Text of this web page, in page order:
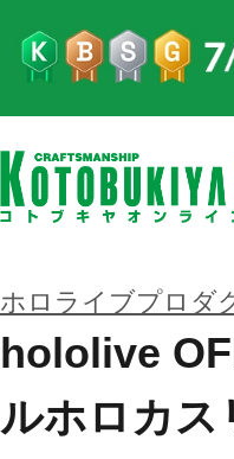
ホロライブプロダ
hololive
ルホロカス